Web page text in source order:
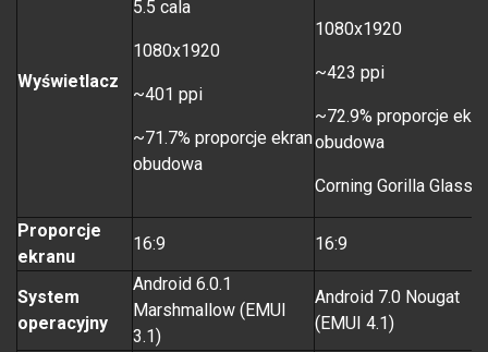
Wyświetlacz
5.5 cala
1080x1920
~401 ppi
~71.7% proporcje ekran
obudowa
1080x1920
~423 ppi
~72.9% proporcje
obudowa
Corning Gorilla Glass 3
Proporcje
ekranu
16:9 16:9
System
operacyjny
Android 6.0.1
Marshmallow (EMUI
3.1)
Android 7.0 Nougat
(EMUI 4.1)